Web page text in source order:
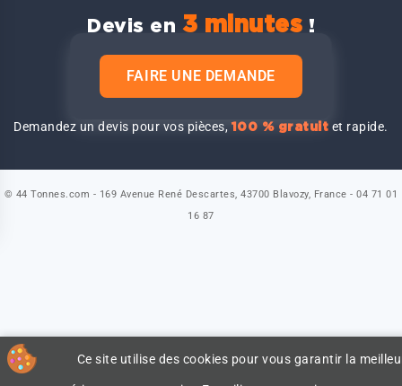
Devis en 3 minutes !
FAIRE UNE DEMANDE
Demandez un devis pour vos pièces,100 % gratuit et rapide.
Ce site utilise des cookies pour vous garantir la
© 44 Tonnes.com - 169 Avenue René Descartes, 43700 Blavozy, France - 04 71 01
16 87